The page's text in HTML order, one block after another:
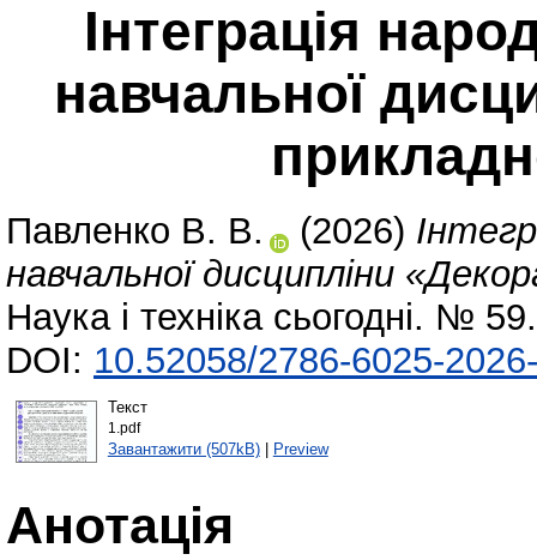
Інтеграція
навчальної
Павленко В. В. (2026)
навчальної дисципліни
Наука і техніка сьогодні. №
DOI: 10.52058/2786-6025-
Текст
1.pdf
Завантажити (507kB)| Preview
Анотація